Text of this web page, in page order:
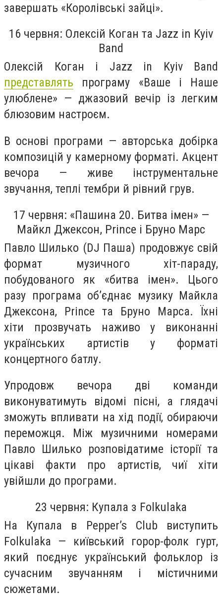
завершать «Королівські зайці».
16 червня: Олексій Коган та Jazz in Kyiv
Band
Олексій Коган і Jazz in Kyiv Band
представлять програму «Ваше і Наше
улюблене» — джазовий вечір із легким
блюзовим настроєм.
В основі програми — авторська добірка
композицій у камерному форматі. Акцент
вечора — живе інструментальне
звучання, теплі тембри й рівний грув.
17 червня: «Пашина 20. Битва імен» —
Майкл Джексон, Prince і Бруно Марс
Павло Шилько (DJ Паша) продовжує свій
формат музичного хіт-параду,
побудованого як «битва імен». Цього
разу програма об’єднає музику Майкла
Джексона, Prince та Бруно Марса. Їхні
хіти прозвучать наживо у виконанні
українських артистів у форматі
концертного батлу.
Упродовж вечора дві команди
виконуватимуть відомі пісні, а глядачі
зможуть впливати на хід події, обираючи
переможця. Між музичними номерами
Павло Шилько розповідатиме історії та
цікаві факти про артистів, чиї хіти
увійшли до програми.
23 червня: Купала з Folkulaka
На Купала в Pepper’s Club виступить
Folkulaka — київський горор-фолк гурт,
який поєднує український фольклор із
сучасним звучанням і містичними
сюжетами.